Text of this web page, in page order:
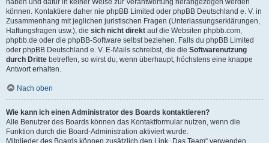
haben und dafür in keiner Weise zur Verantwortung herangezogen werden
können. Kontaktiere daher nie phpBB Limited oder phpBB Deutschland e. V. in
Zusammenhang mit jeglichen juristischen Fragen (Unterlassungserklärungen,
Haftungsfragen usw.), die sich nicht direkt auf die Websiten phpbb.com,
phpbb.de oder die phpBB-Software selbst beziehen. Falls du phpBB Limited
oder phpBB Deutschland e. V. E-Mails schreibst, die die Softwarenutzung
durch Dritte betreffen, so wirst du, wenn überhaupt, höchstens eine knappe
Antwort erhalten.
Nach oben
Wie kann ich einen Administrator des Boards kontaktieren?
Alle Benutzer des Boards können das Kontaktformular nutzen, wenn die
Funktion durch die Board-Administration aktiviert wurde.
Mitglieder des Boards können zusätzlich den Link „Das Team“ verwenden.